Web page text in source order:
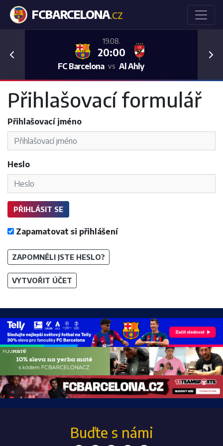
FCBARCELONA.CZ
19.08.
20:00
FC Barcelona vs Al Ahly
Previous
Přihlašovací formulář
Přihlašovací jméno
Heslo
PŘIHLÁSIT SE
Zapamatovat si přihlášení
ZAPOMNĚLI JSTE HESLO?
VYTVOŘIT ÚČET
Buďte s námi